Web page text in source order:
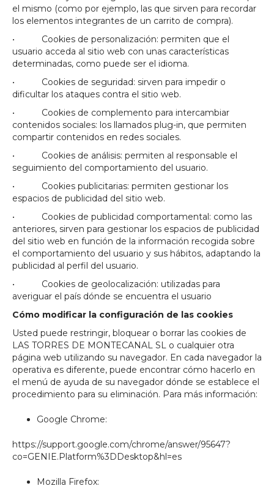
el mismo (como por ejemplo, las que sirven para recordar
los elementos integrantes de un carrito de compra).
• Cookies de personalización: permiten que el
usuario acceda al sitio web con unas características
determinadas, como puede ser el idioma.
• Cookies de seguridad: sirven para impedir o
dificultar los ataques contra el sitio web.
• Cookies de complemento para intercambiar
contenidos sociales: los llamados plug-in, que permiten
compartir contenidos en redes sociales.
• Cookies de análisis: permiten al responsable el
seguimiento del comportamiento del usuario.
• Cookies publicitarias: permiten gestionar los
espacios de publicidad del sitio web.
• Cookies de publicidad comportamental: como las
anteriores, sirven para gestionar los espacios de publicidad
del sitio web en función de la información recogida sobre
el comportamiento del usuario y sus hábitos, adaptando la
publicidad al perfil del usuario.
• Cookies de geolocalización: utilizadas para
averiguar el país dónde se encuentra el usuario
Cómo modificar la configuración de las cookies
Usted puede restringir, bloquear o borrar las cookies de
LAS TORRES DE MONTECANAL SL o cualquier otra
página web utilizando su navegador. En cada navegador la
operativa es diferente, puede encontrar cómo hacerlo en
el menú de ayuda de su navegador dónde se establece el
procedimiento para su eliminación. Para más información:
Google Chrome:
https://support.google.com/chrome/answer/95647?
co=GENIE.Platform%3DDesktop&hl=es
Mozilla Firefox: